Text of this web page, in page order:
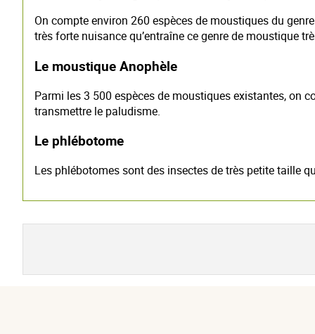
On compte environ 260 espèces de moustiques du
très forte nuisance qu’entraîne ce genre de moustique
Le moustique Anophèle
Parmi les 3 500 espèces de moustiques existantes, on
transmettre le paludisme.
Le phlébotome
Les phlébotomes sont des insectes de très petite taille